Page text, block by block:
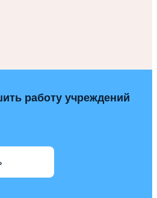
работу учреждений